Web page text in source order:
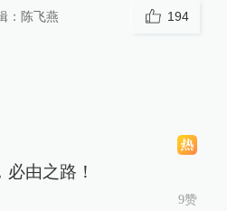
： 陈飞燕 194
由之路！
9赞